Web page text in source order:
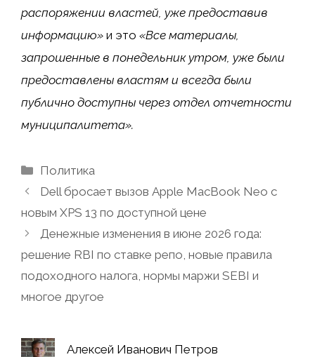
распоряжении властей, уже предоставив
информацию» и это «Все материалы,
запрошенные в понедельник утром, уже были
предоставлены властям и всегда были
публично доступны через отдел отчетности
муниципалитета».
Рубрики
Политика
Dell бросает вызов Apple MacBook Neo с
новым XPS 13 по доступной цене
Денежные изменения в июне 2026 года:
решение RBI по ставке репо, новые правила
подоходного налога, нормы маржи SEBI и
многое другое
Алексей Иванович Петров